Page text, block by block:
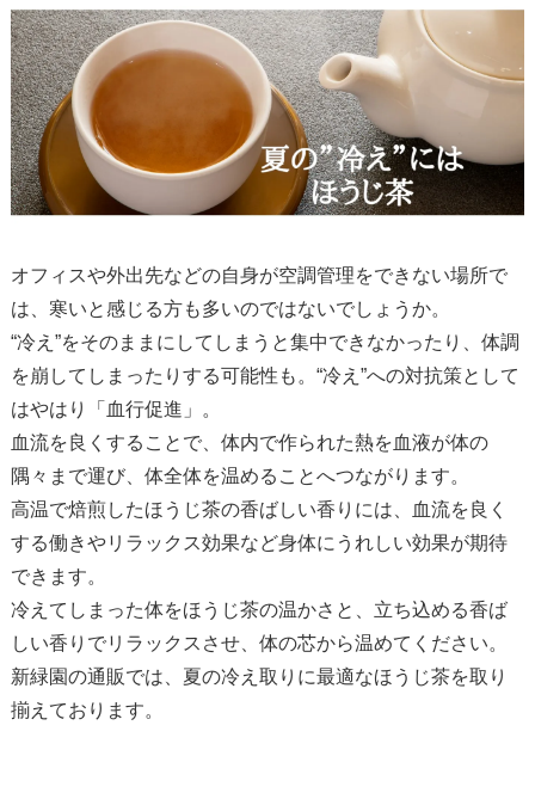
オフィスや外出先などの自身が空調管理をできない場所で
は、寒いと感じる方も多いのではないでしょうか。
“冷え”をそのままにしてしまうと集中できなかったり、体調
を崩してしまったりする可能性も。“冷え”への対抗策として
はやはり「血行促進」。
血流を良くすることで、体内で作られた熱を血液が体の
隅々まで運び、体全体を温めることへつながります。
高温で焙煎したほうじ茶の香ばしい香りには、血流を良く
する働きやリラックス効果など身体にうれしい効果が期待
できます。
冷えてしまった体をほうじ茶の温かさと、立ち込める香ば
しい香りでリラックスさせ、体の芯から温めてください。
新緑園の通販では、夏の冷え取りに最適なほうじ茶を取り
揃えております。